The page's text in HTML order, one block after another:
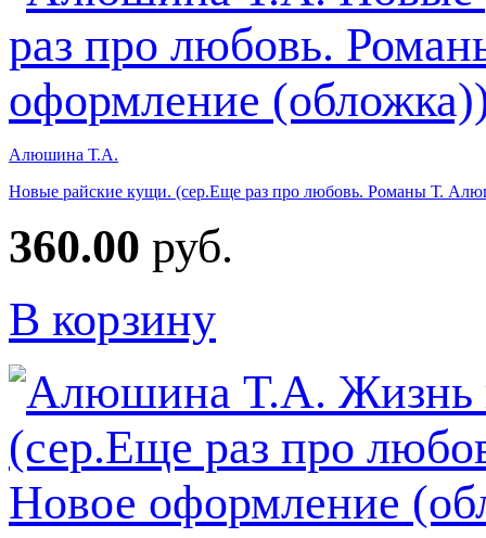
Алюшина Т.А.
Новые райские кущи. (сер.Еще раз про любовь. Романы Т.
360.00 руб.
В корзину